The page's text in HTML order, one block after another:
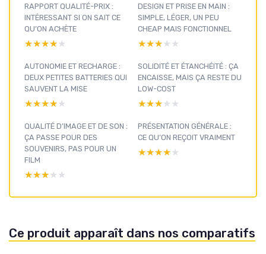
RAPPORT QUALITÉ-PRIX :
INTÉRESSANT SI ON SAIT CE
QU’ON ACHÈTE
★★★★★
★★★★★
DESIGN ET PRISE EN MAIN :
SIMPLE, LÉGER, UN PEU
CHEAP MAIS FONCTIONNEL
★★★★★
★★★★★
AUTONOMIE ET RECHARGE :
DEUX PETITES BATTERIES QUI
SAUVENT LA MISE
★★★★★
★★★★★
SOLIDITÉ ET ÉTANCHÉITÉ : ÇA
ENCAISSE, MAIS ÇA RESTE DU
LOW-COST
★★★★★
★★★★★
QUALITÉ D’IMAGE ET DE SON :
ÇA PASSE POUR DES
SOUVENIRS, PAS POUR UN
FILM
★★★★★
★★★★★
PRÉSENTATION GÉNÉRALE :
CE QU’ON REÇOIT VRAIMENT
★★★★★
★★★★★
Ce produit apparaît dans nos comparatifs